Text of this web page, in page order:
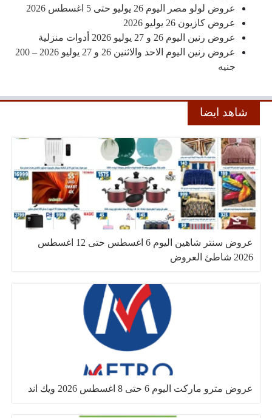
عروض لولو مصر اليوم 26 يوليو حتى 5 اغسطس 2026
عروض كازيون 26 يوليو 2026
عروض رنين اليوم 26 و 27 يوليو 2026 أدوات منزلية
عروض رنين اليوم الاحد والاثنين 26 و 27 يوليو 2026 – 200
جنيه
شاهد ايضا
عروض سنتر شاهين اليوم 6 اغسطس حتى 12 اغسطس
2026 شاطئ العروض
عروض مترو ماركت اليوم 6 حتى 8 اغسطس 2026 ويك اند